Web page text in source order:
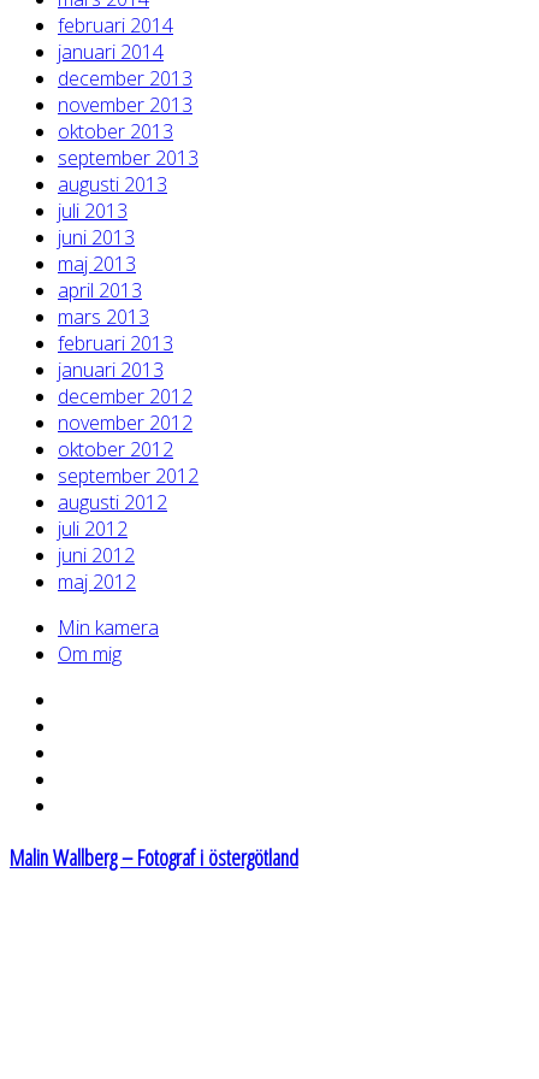
februari 2014
januari 2014
december 2013
november 2013
oktober 2013
september 2013
augusti 2013
juli 2013
juni 2013
maj 2013
april 2013
mars 2013
februari 2013
januari 2013
december 2012
november 2012
oktober 2012
september 2012
augusti 2012
juli 2012
juni 2012
maj 2012
Min kamera
Om mig
Malin Wallberg – Fotograf i östergötland